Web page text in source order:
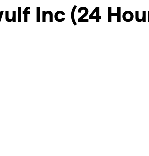
Inc (24